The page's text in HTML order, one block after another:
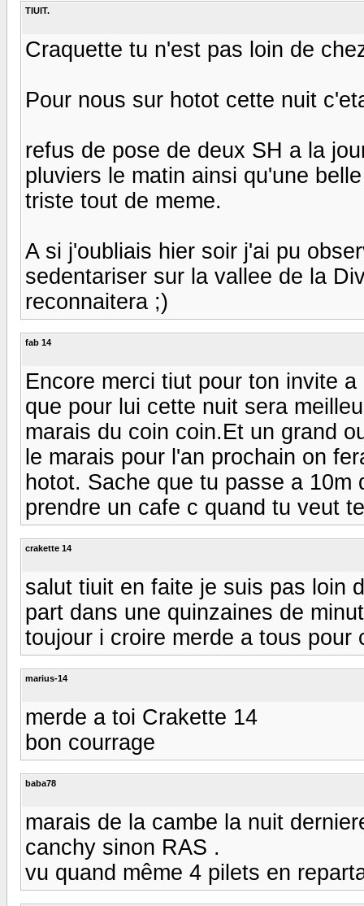
TIUIT.
Craquette tu n'est pas loin de
Pour nous sur hotot cette nuit
refus de pose de deux SH a la
pluviers le matin ainsi qu'une
triste tout de meme.
A si j'oubliais hier soir j'ai pu
sedentariser sur la vallee de la
reconnaitera ;)
fab 14
Encore merci tiut pour ton invite
que pour lui cette nuit sera
marais du coin coin.Et un grand
le marais pour l'an prochain on
hotot. Sache que tu passe a
prendre un cafe c quand tu veut
crakette 14
salut tiuit en faite je suis pas loin
part dans une quinzaines de
toujour i croire merde a tous pour
marius-14
merde a toi Crakette 14
bon courrage
baba78
marais de la cambe la nuit
canchy sinon RAS .
vu quand même 4 pilets en